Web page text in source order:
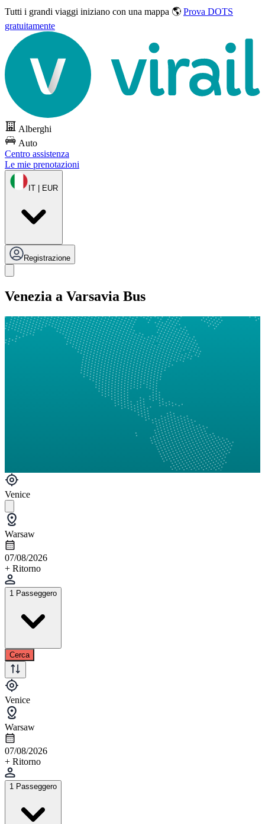
Tutti i grandi viaggi iniziano con una mappa 🌎 Prova DOTS
gratuitamente
Alberghi
Auto
Centro assistenza
Le mie prenotazioni
IT | EUR
Registrazione
Venezia a Varsavia Bus
Venice
Warsaw
07/08/2026
+ Ritorno
1 Passeggero
Cerca
Venice
Warsaw
07/08/2026
+ Ritorno
1 Passeggero